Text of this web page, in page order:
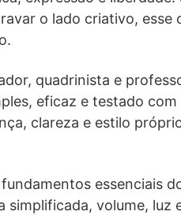
o lado criativo,
quadrinista e
eficaz e testado
clareza e estilo
essenciais
simplificada, volume,